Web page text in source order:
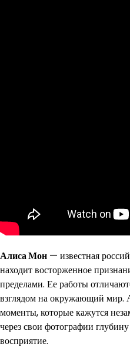
Алиса Мон — известная
находит восторженное
пределами. Ее работы
взглядом на окружающий мир.
моменты, которые кажутся
через свои фотографии
восприятие.